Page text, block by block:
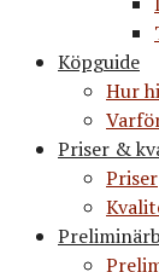
Köpguide
Hur
Priser &
Priser